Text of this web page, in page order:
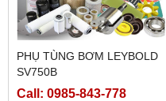
PHỤ TÙNG BƠM LEYBOLD
SV750B
Call: 0985-843-778